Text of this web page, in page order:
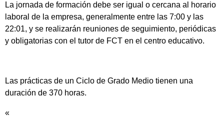
La jornada de formación debe ser igual o cercana al horario
laboral de la empresa, generalmente entre las 7:00 y las
22:01, y se realizarán reuniones de seguimiento, periódicas
y obligatorias con el tutor de FCT en el centro educativo.
Las prácticas de un Ciclo de Grado Medio tienen una
duración de 370 horas.
«